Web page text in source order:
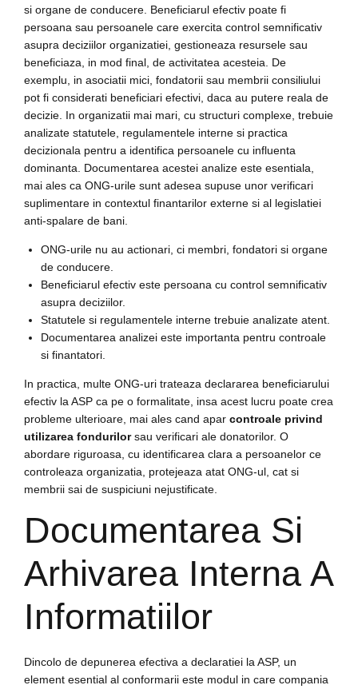
si organe de conducere. Beneficiarul efectiv poate fi
persoana sau persoanele care exercita control semnificativ
asupra deciziilor organizatiei, gestioneaza resursele sau
beneficiaza, in mod final, de activitatea acesteia. De
exemplu, in asociatii mici, fondatorii sau membrii consiliului
pot fi considerati beneficiari efectivi, daca au putere reala de
decizie. In organizatii mai mari, cu structuri complexe, trebuie
analizate statutele, regulamentele interne si practica
decizionala pentru a identifica persoanele cu influenta
dominanta. Documentarea acestei analize este esentiala,
mai ales ca ONG-urile sunt adesea supuse unor verificari
suplimentare in contextul finantarilor externe si al legislatiei
anti-spalare de bani.
ONG-urile nu au actionari, ci membri, fondatori si organe
de conducere.
Beneficiarul efectiv este persoana cu control semnificativ
asupra deciziilor.
Statutele si regulamentele interne trebuie analizate atent.
Documentarea analizei este importanta pentru controale
si finantatori.
In practica, multe ONG-uri trateaza declararea beneficiarului
efectiv la ASP ca pe o formalitate, insa acest lucru poate crea
probleme ulterioare, mai ales cand apar controale privind
utilizarea fondurilorsau verificari ale donatorilor. O
abordare riguroasa, cu identificarea clara a persoanelor ce
controleaza organizatia, protejeaza atat ONG-ul, cat si
membrii sai de suspiciuni nejustificate.
Documentarea Si
Arhivarea Interna A
Informatiilor
Dincolo de depunerea efectiva a declaratiei la ASP, un
element esential al conformarii este modul in care compania